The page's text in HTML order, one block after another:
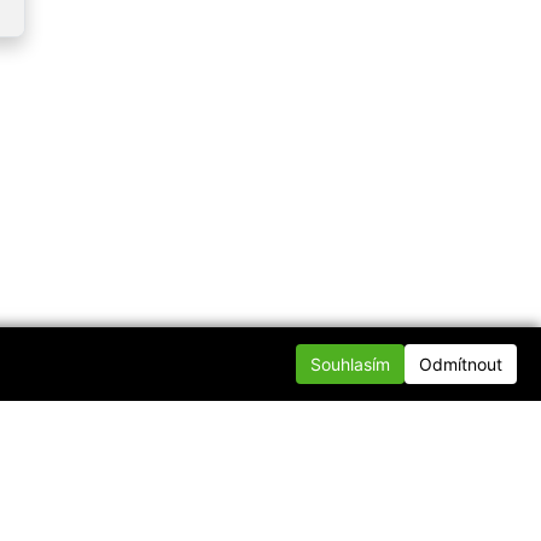
Souhlasím Odmítnout